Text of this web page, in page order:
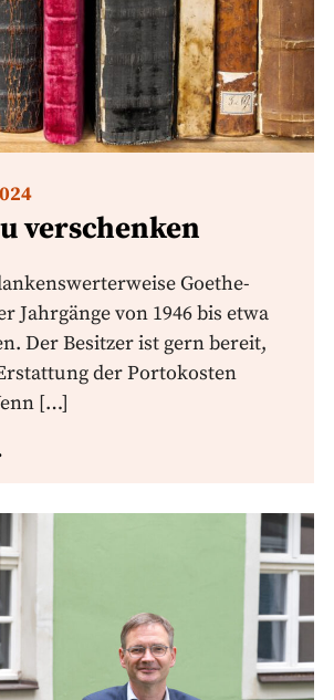
verschenken
Goethe-
Jahrgänge von 1946 bis etwa
Der Besitzer ist gern bereit,
der Portokosten
[…]